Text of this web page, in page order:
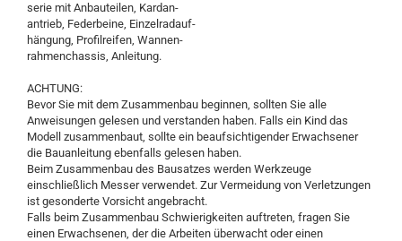
serie mit Anbauteilen, Kardan-
antrieb, Federbeine, Einzelradauf-
hängung, Profilreifen, Wannen-
rahmenchassis, Anleitung.
ACHTUNG:
Bevor Sie mit dem Zusammenbau beginnen, sollten Sie alle
Anweisungen gelesen und verstanden haben. Falls ein Kind das
Modell zusammenbaut, sollte ein beaufsichtigender Erwachsener
die Bauanleitung ebenfalls gelesen haben.
Beim Zusammenbau des Bausatzes werden Werkzeuge
einschließlich Messer verwendet. Zur Vermeidung von Verletzungen
ist gesonderte Vorsicht angebracht.
Falls beim Zusammenbau Schwierigkeiten auftreten, fragen Sie
einen Erwachsenen, der die Arbeiten überwacht oder einen